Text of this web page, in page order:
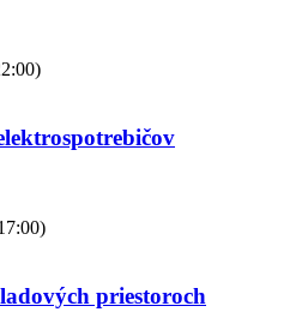
priestoroch